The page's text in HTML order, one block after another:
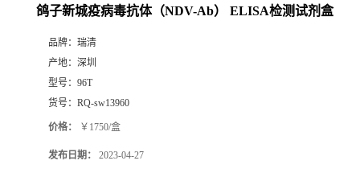
鸽子新城疫病毒抗体（NDV-Ab） ELISA检测试剂盒
品牌： 瑞清
产地： 深圳
型号： 96T
货号： RQ-sw13960
价格： ￥1750/盒
发布日期： 2023-04-27